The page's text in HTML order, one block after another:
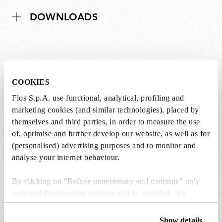
COOKIES
Flos S.p.A. use functional, analytical, profiling and
marketing cookies (and similar technologies), placed by
themselves and third parties, in order to measure the use
of, optimise and further develop our website, as well as for
(personalised) advertising purposes and to monitor and
analyse your internet behaviour.
By clicking on “Refuse unnecessary and continue” only
technical/functionality cookies will be installed. By
clicking on “Accept all” you consent to the use of all the
cookies. By clicking on “Change settings” you can accept
Show details
DOWNLOADS
Lampadine non incluse
Le lampadine per questo prodotto devono
essere acquistate separatamente. È possibile
scegliere tra le opzioni consigliate e
aggiungerle direttamente al carrello.
24,00
€ 24,00
Aggiungi al carrello